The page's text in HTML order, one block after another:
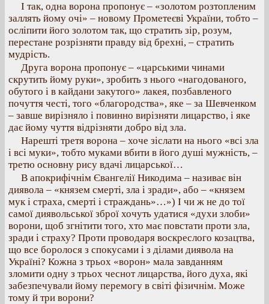
І так, одна ворона пропонує – «золотом розтопленим
заллять йому очі» – новому Прометеєві України, тобто –
осліпити його золотом так, що стратить зір, розум,
перестане розрізняти правду від брехні, – стратить
мудрість.
Друга ворона пропонує – «царськими чинами
скрутить йому руки», зробить з нього «нагодованого,
обутого і в кайдани закутого» лакея, позбавленого
почуття честі, того «благородства», яке – за Шевченком
– завше вирізняло і повинно вирізняти лицарство, і яке
дає йому чуття відрізняти добро від зла.
Нарешті третя ворона – хоче зіслати на нього «всі зла
і всі муки», тобто муками вбити в його душі мужність, –
третю основну рису вдачі лицарської…
В апокрифічнім Євангелії Никодима – називає він
диявола – «князем смерті, зла і зради», або – «князем
мук і страха, смерті і страждань»…») І чи ж не до тої
самої диявольської зброї хочуть удатися «духи злоби»
ворони, щоб згнітити того, хто має повстати проти зла,
зради і страху? Проти проводаря воскреслого козацтва,
що все боролося з спокусами і з ділами диявола на
Україні? Кожна з трьох «ворон» мала завданням
зломити одну з трьох чеснот лицарства, його духа, які
забезпечували йому перемогу в світі фізичнім. Може
тому й три ворони?